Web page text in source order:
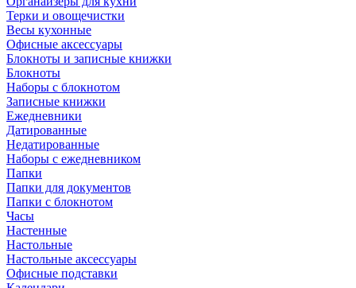
Терки и овощечистки
Весы кухонные
Офисные аксессуары
Блокноты и записные книжки
Блокноты
Наборы с блокнотом
Записные книжки
Ежедневники
Датированные
Недатированные
Наборы с ежедневником
Папки
Папки для документов
Папки с блокнотом
Часы
Настенные
Настольные
Настольные аксессуары
Офисные подставки